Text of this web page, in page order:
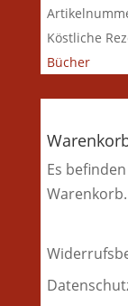
Köstliche
Bücher
Es
Warenkorb.